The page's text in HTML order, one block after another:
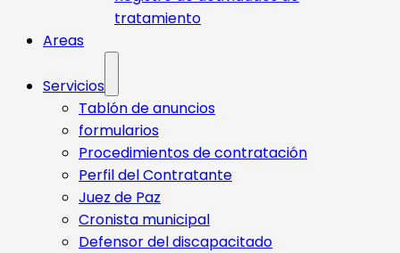
tratamiento
Areas
Servicios
Tablón de anuncios
formularios
Procedimientos de contratación
Perfil del Contratante
Juez de Paz
Cronista municipal
Defensor del discapacitado